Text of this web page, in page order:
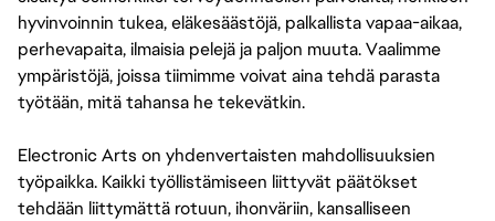
hyvinvoinnin tukea, eläkesäästöjä, palkallista vapaa-aikaa,
perhevapaita, ilmaisia pelejä ja paljon muuta. Vaalimme
ympäristöjä, joissa tiimimme voivat aina tehdä parasta
työtään, mitä tahansa he tekevätkin.
Electronic Arts on yhdenvertaisten mahdollisuuksien
työpaikka. Kaikki työllistämiseen liittyvät päätökset
tehdään liittymättä rotuun, ihonväriin, kansalliseen